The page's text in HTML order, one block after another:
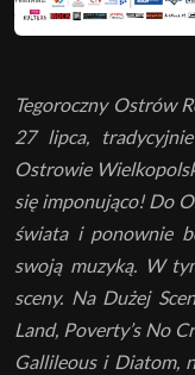
Tegoroczny Ostrów
27 lipca,
Ostrowie
się imponująco! Do
świata i ponownie
swoją muzyką. W
sceny. Na Dużej
Land, Poverty’s No
Gallileous i Diatom,